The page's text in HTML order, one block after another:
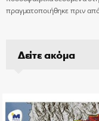
πραγματοποιήθηκε πριν
Δείτε ακόμα